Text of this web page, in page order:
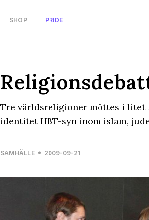
SHOP PRIDE
Tre världsreligioner möttes i litet
identitet HBT-syn inom islam,
SAMHÄLLE 2009-09-21